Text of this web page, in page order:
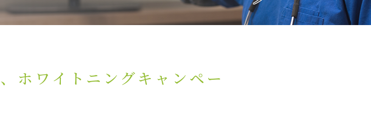
ホワイトニングキャンペー